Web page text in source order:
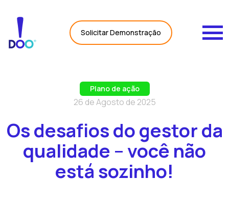
Solicitar Demonstração
Plano de ação
26 de Agosto de 2025
Os desafios do gestor da
qualidade – você não
está sozinho!